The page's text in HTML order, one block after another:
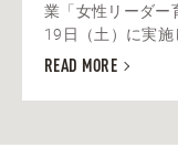
業「女性リーダー
19日（土）に実施
READ MORE